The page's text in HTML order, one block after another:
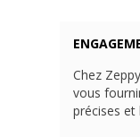
Chez
vous
précises et